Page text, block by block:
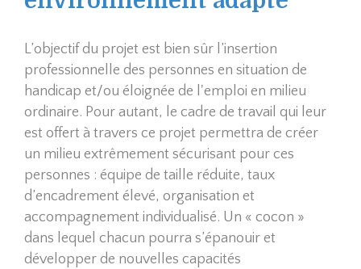
L’objectif du projet est bien sûr l’insertion
professionnelle des personnes en situation de
handicap et/ou éloignée de l'emploi en milieu
ordinaire. Pour autant, le cadre de travail qui leur
est offert à travers ce projet permettra de créer
un milieu extrêmement sécurisant pour ces
personnes : équipe de taille réduite, taux
d’encadrement élevé, organisation et
accompagnement individualisé. Un « cocon »
dans lequel chacun pourra s’épanouir et
développer de nouvelles capacités